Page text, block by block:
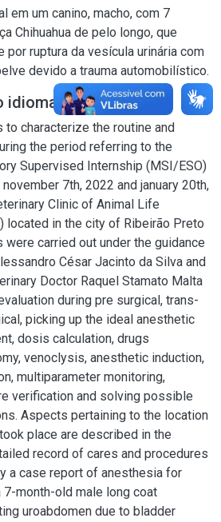
em um canino, macho, com 7
Chihuahua de pelo longo, que
por ruptura da vesícula urinária com
devido a trauma automobilístico.
idioma
to characterize the routine and
the period referring to the
Supervised Internship (MSI/ESO)
7th, 2022 and january 20th,
Clinic of Animal Life
located in the city of Ribeirão Preto
were carried out under the guidance
César Jacinto da Silva and
Doctor Raquel Stamato Malta
during pre surgical, trans-
picking up the ideal anesthetic
dosis calculation, drugs
venoclysis, anesthetic induction,
multiparameter monitoring,
verification and solving possible
Aspects pertaining to the location
place are described in the
record of cares and procedures
a case report of anesthesia for
month-old male long coat
uroabdomen due to bladder